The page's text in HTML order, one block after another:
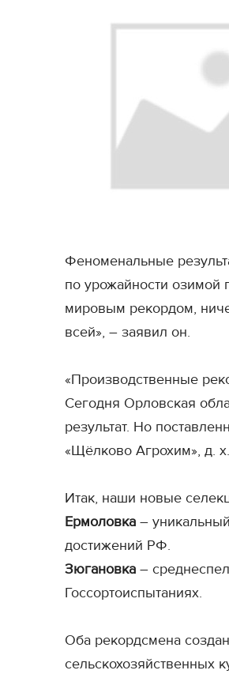
Феноменальные
по урожайности озимой
мировым рекордом,
всей», – заявил он.
«Производственные
Сегодня Орловская
результат. Но
«Щёлково Агрохим», д.
Итак, наши новые
Ермоловка –
достижений РФ.
Зюгановка –
Госсортоиспытаниях.
Оба рекордсмена
сельскохозяйственных